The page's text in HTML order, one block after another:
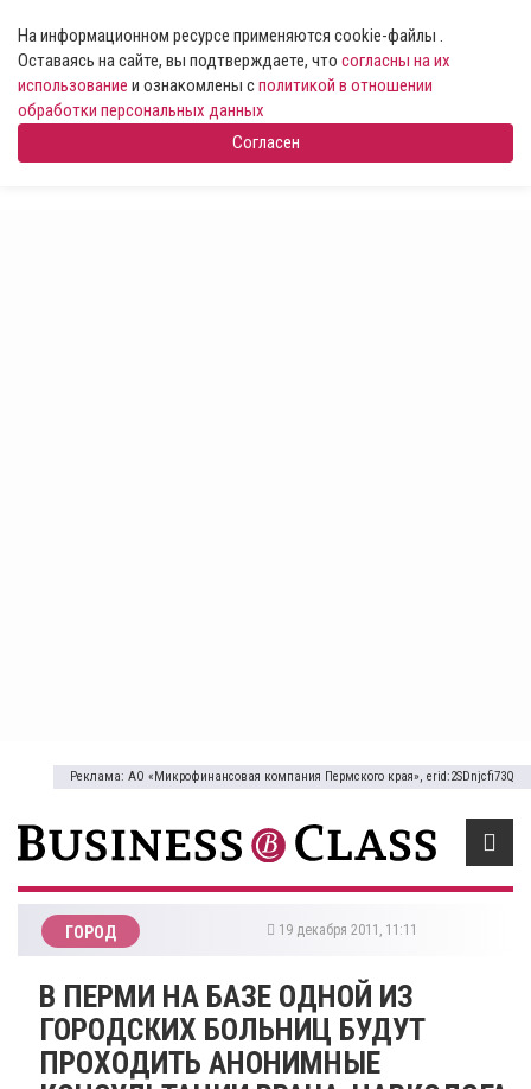
На информационном ресурсе применяются cookie-файлы .
Оставаясь на сайте, вы подтверждаете, что согласны на их
использование и ознакомлены сполитикой в отношении
обработки персональных данных
Согласен
Реклама: АО «Микрофинансовая компания Пермского края», erid:2SDnjcfi73Q
ГОРОД 19 декабря 2011, 11:11
В ПЕРМИ НА БАЗЕ ОДНОЙ ИЗ
ГОРОДСКИХ БОЛЬНИЦ БУДУТ
ПРОХОДИТЬ АНОНИМНЫЕ